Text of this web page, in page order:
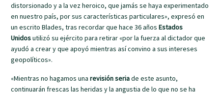
distorsionado y a la vez heroico, que jamás se haya experimentado
en nuestro país, por sus características particulares», expresó en
un escrito Blades, tras recordar que hace 36 añosEstados
Unidosutilizó su ejército para retirar «por la fuerza al dictador que
ayudó a crear y que apoyó mientras así convino a sus intereses
geopolíticos».
«Mientras no hagamos unarevisión seriade este asunto,
continuarán frescas las heridas y la angustia de lo que no se ha